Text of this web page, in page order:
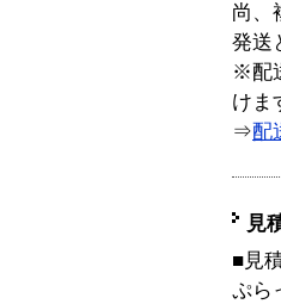
尚、
発送
※配
けま
⇒配
見
■見
ぷら